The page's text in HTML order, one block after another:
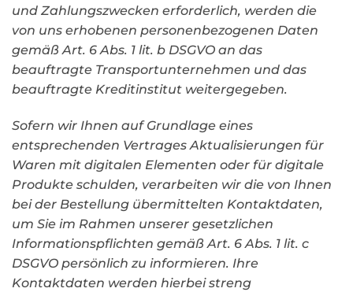
und Zahlungszwecken erforderlich, werden die
von uns erhobenen personenbezogenen Daten
gemäß Art. 6 Abs. 1 lit. b DSGVO an das
beauftragte Transportunternehmen und das
beauftragte Kreditinstitut weitergegeben.
Sofern wir Ihnen auf Grundlage eines
entsprechenden Vertrages Aktualisierungen für
Waren mit digitalen Elementen oder für digitale
Produkte schulden, verarbeiten wir die von Ihnen
bei der Bestellung übermittelten Kontaktdaten,
um Sie im Rahmen unserer gesetzlichen
Informationspflichten gemäß Art. 6 Abs. 1 lit. c
DSGVO persönlich zu informieren. Ihre
Kontaktdaten werden hierbei streng